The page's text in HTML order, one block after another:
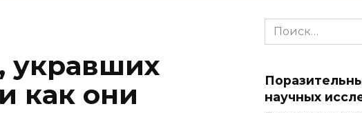
укравших
как они
Search
for:
научных